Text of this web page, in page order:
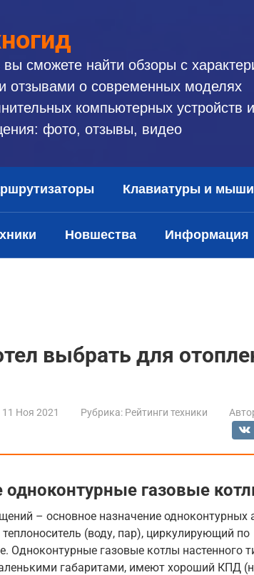
вы сможете найти обзоры с
отзывами о современных моделях
компьютерных устройств и
фото, отзывы, видео
Клавиатуры и мыши
Новшества Информация
выбрать для
11 Ноя 2021 Рубрика: Рейтинги техники
газовые
– основное назначение одноконтурных
(воду, пар), циркулирующий по
Одноконтурные газовые котлы настенного
габаритами, имеют хороший КПД